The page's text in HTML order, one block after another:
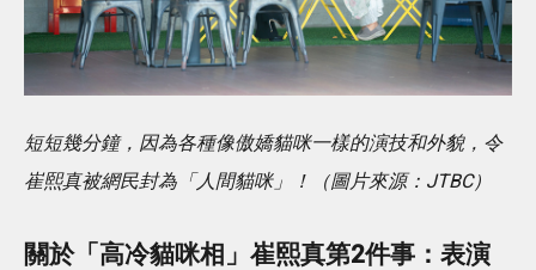
短短幾分鐘，因為各種像傲嬌貓咪一樣的演技和外貌，令
崔熙真被網民封為「人間貓咪」！（圖片來源：JTBC）
關於「高冷貓咪相」崔熙真第2件事：表演